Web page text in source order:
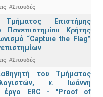
#Σπουδές
Επιστήμης
Πανεπιστημίου Κρήτης
“Capture the Flag”
#Σπουδές
του Τμήματος
κ. Ιωάννη
έργο ERC - "Proof of